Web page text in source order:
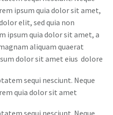
ipsum quia dolor sit amet,
elit, sed quia non
ipsum quia dolor sit amet, a
aliquam quaerat
dolor sit amet eius dolore
sequi nesciunt. Neque
quia dolor sit amet
sequi nesciunt. Neque